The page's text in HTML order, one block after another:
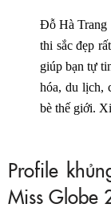
Đỗ Hà Trang
thi sắc đẹp
giúp bạn tự
hóa, du lịch,
bè thế giới.
Profile
Miss Globe